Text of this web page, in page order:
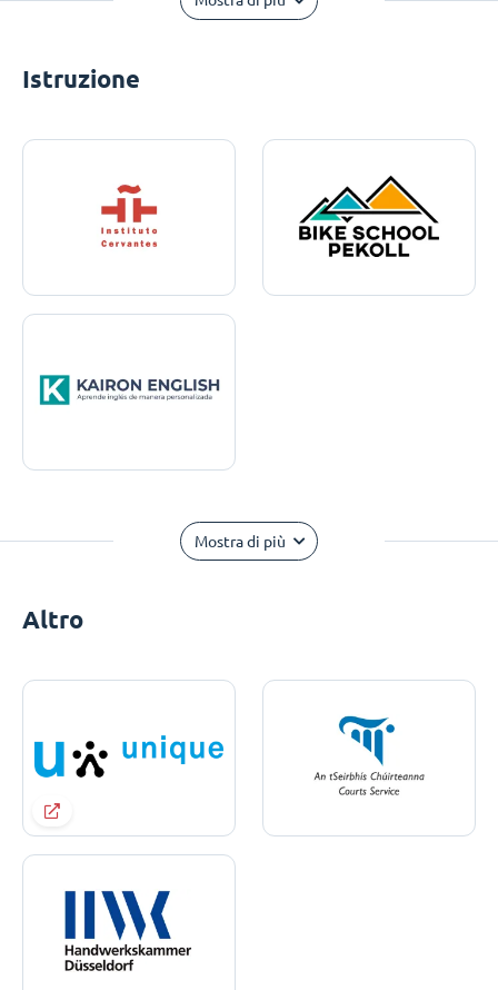
Istruzione
Mostra di più
Altro